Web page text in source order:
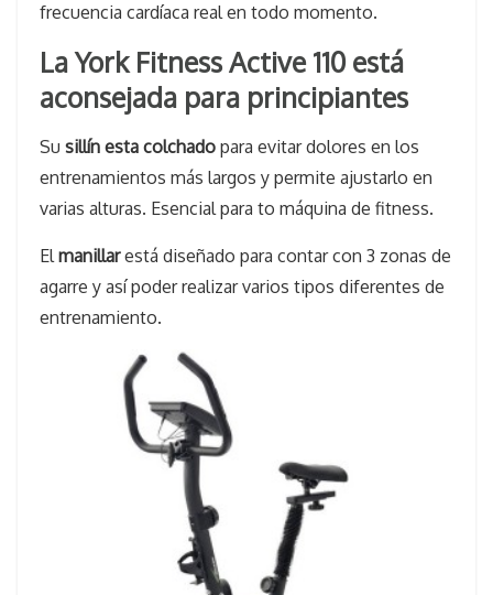
frecuencia cardíaca real en todo momento.
La York Fitness Active 110 está
aconsejada para principiantes
Su sillín esta colchado para evitar dolores en los
entrenamientos más largos y permite ajustarlo en
varias alturas. Esencial para to máquina de fitness.
Elmanillarestá diseñado para contar con 3 zonas de
agarre y así poder realizar varios tipos diferentes de
entrenamiento.